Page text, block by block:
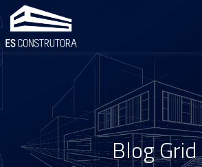
Blog Grid